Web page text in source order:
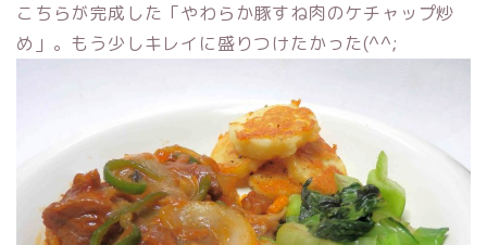
こちらが完成した「やわらか豚すね肉のケチャップ炒
め」。もう少しキレイに盛りつけたかった(^^;